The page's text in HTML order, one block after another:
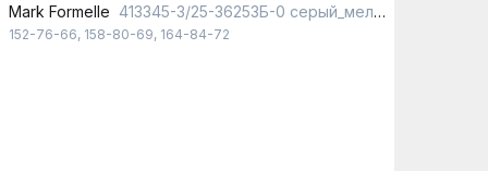
Mark Formelle 413345-3/25-36253Б-0 серый_меланж_4306_А
152-76-66, 158-80-69, 164-84-72